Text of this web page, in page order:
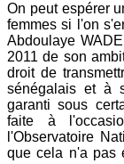
On peut espérer
femmes si l'on
Abdoulaye
2011 de son
droit de
sénégalais et à
garanti sous
faite à
l'Observatoire
que cela n'a pas